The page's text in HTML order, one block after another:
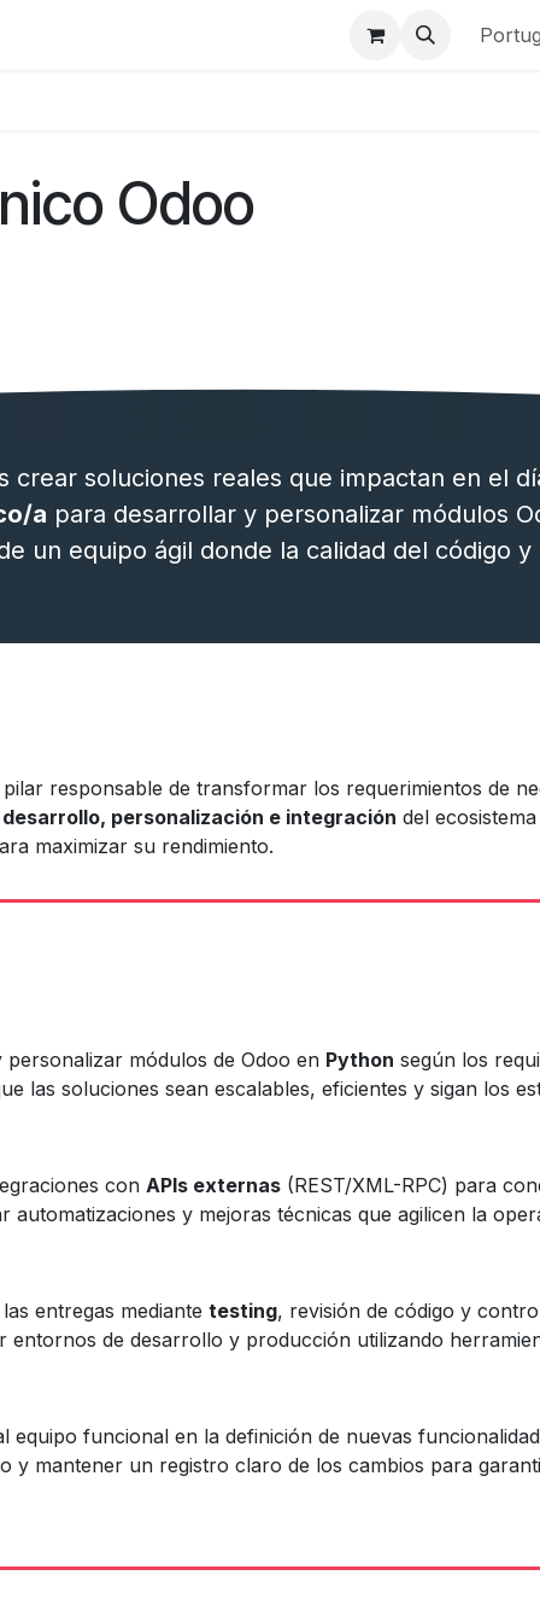
Casos de Sucesso
Odoo
crear soluciones reales que impactan en el
a para desarrollar y personalizar módulos
un equipo ágil donde la calidad del código
responsable de transformar los requerimientos de
desarrollo, personalización e integración del
maximizar su rendimiento.
módulos de Odoo en Python según los
las soluciones sean escalables, eficientes y sigan los
con APIs externas (REST/XML-RPC) para
automatizaciones y mejoras técnicas que agilicen la
entregas mediante testing, revisión de código y
entornos de desarrollo y producción utilizando
equipo funcional en la definición de nuevas
y mantener un registro claro de los cambios para